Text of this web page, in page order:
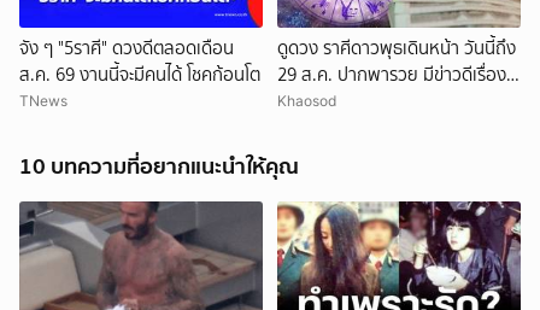
จัง ๆ "5ราศี" ดวงดีตลอดเดือน
ส.ค. 69 งานนี้จะมีคนได้ โชคก้อนโต
TNews
ดูดวง ราศีดาวพุธเดินหน้า วันนี้ถึง
29 ส.ค. ปากพารวย มีข่าวดีเรื่อง
เงิน-ค้าขาย
Khaosod
10 บทความที่อยากแนะนำให้คุณ